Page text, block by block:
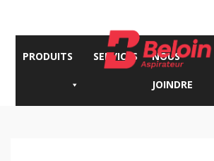
PRODUITS SERVICES NOUS
JOINDRE